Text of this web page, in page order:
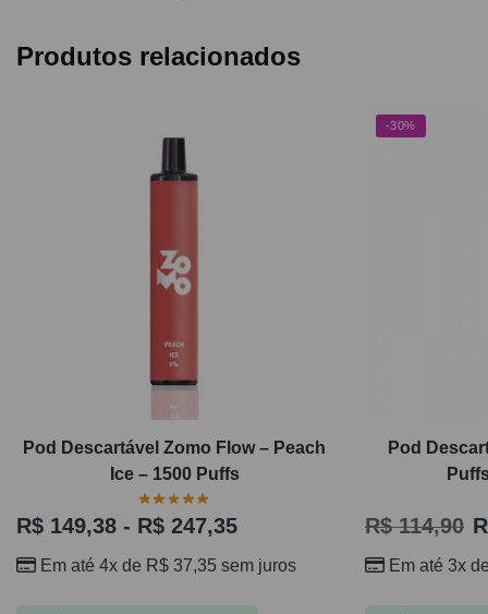
Produtos relacionados
Pod Descartável Zomo Flow – Peach
Ice – 1500 Puffs
R$ 149,38 - R$ 247,35
Em até 4x de R$ 37,35 sem juros
-30%
Pod
R$114,90
Em até 3x